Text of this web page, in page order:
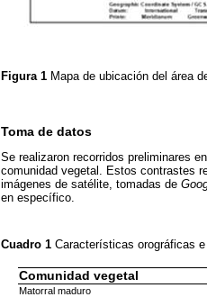
Figura 1 Mapa de ubicación del área
Toma de datos
Se realizaron recorridos preliminares
comunidad vegetal. Estos contrastes
imágenes de satélite, tomadas de
en específico.
Cuadro 1 Características orográficas
Comunidad vegetal
Matorral maduro